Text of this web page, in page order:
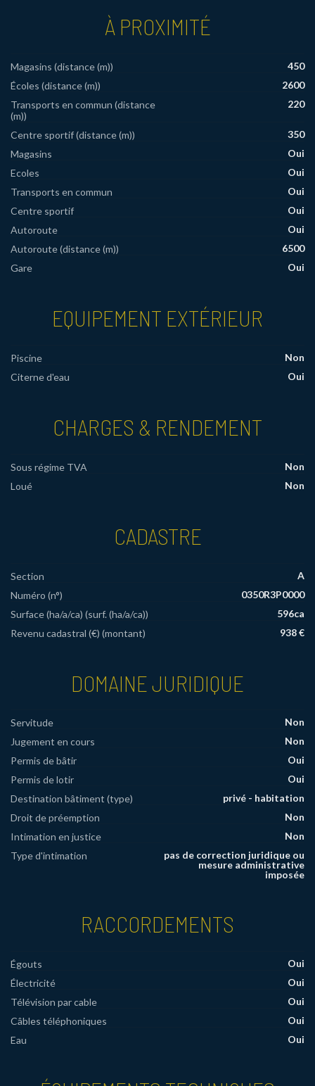
À PROXIMITÉ
Magasins (distance (m))
450
Écoles (distance (m))
2600
Transports en commun (distance
(m))
220
Centre sportif (distance (m))
350
Magasins
Oui
Ecoles
Oui
Transports en commun
Oui
Centre sportif
Oui
Autoroute
Oui
Autoroute (distance (m))
6500
Gare
Oui
EQUIPEMENT EXTÉRIEUR
Piscine
Non
Citerne d'eau
Oui
CHARGES & RENDEMENT
Sous régime TVA
Non
Loué
Non
CADASTRE
Section
A
Numéro (n°)
0350R3P0000
Surface (ha/a/ca) (surf. (ha/a/ca))
596ca
Revenu cadastral (€) (montant)
938 €
DOMAINE JURIDIQUE
Servitude
Non
Jugement en cours
Non
Permis de bâtir
Oui
Permis de lotir
Oui
Destination bâtiment (type)
privé - habitation
Droit de préemption
Non
Intimation en justice
Non
Type d'intimation
pas de correction juridique ou
mesure administrative
imposée
RACCORDEMENTS
Égouts
Oui
Électricité
Oui
Télévision par cable
Oui
Câbles téléphoniques
Oui
Eau
Oui